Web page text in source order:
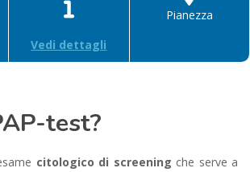
Vedi dettagli
Pianezza
test?
citologico di screening che serve a